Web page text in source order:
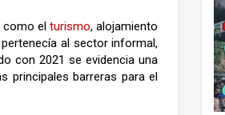
como elturismo, alojamiento
al sector informal,
con 2021 se evidencia una
principales barreras para el